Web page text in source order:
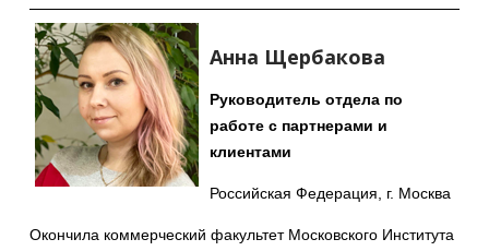
Анна Щербакова
Руководитель отдела по
работе с партнерами и
клиентами
Российская Федерация, г. Москва
Окончила коммерческий факультет Московского Института